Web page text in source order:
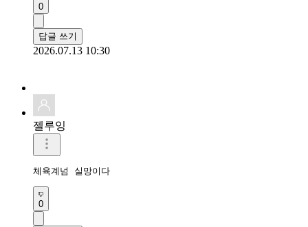
0
답글 쓰기
2026.07.13 10:30
젤루잉
체육계넘 실망이다
0